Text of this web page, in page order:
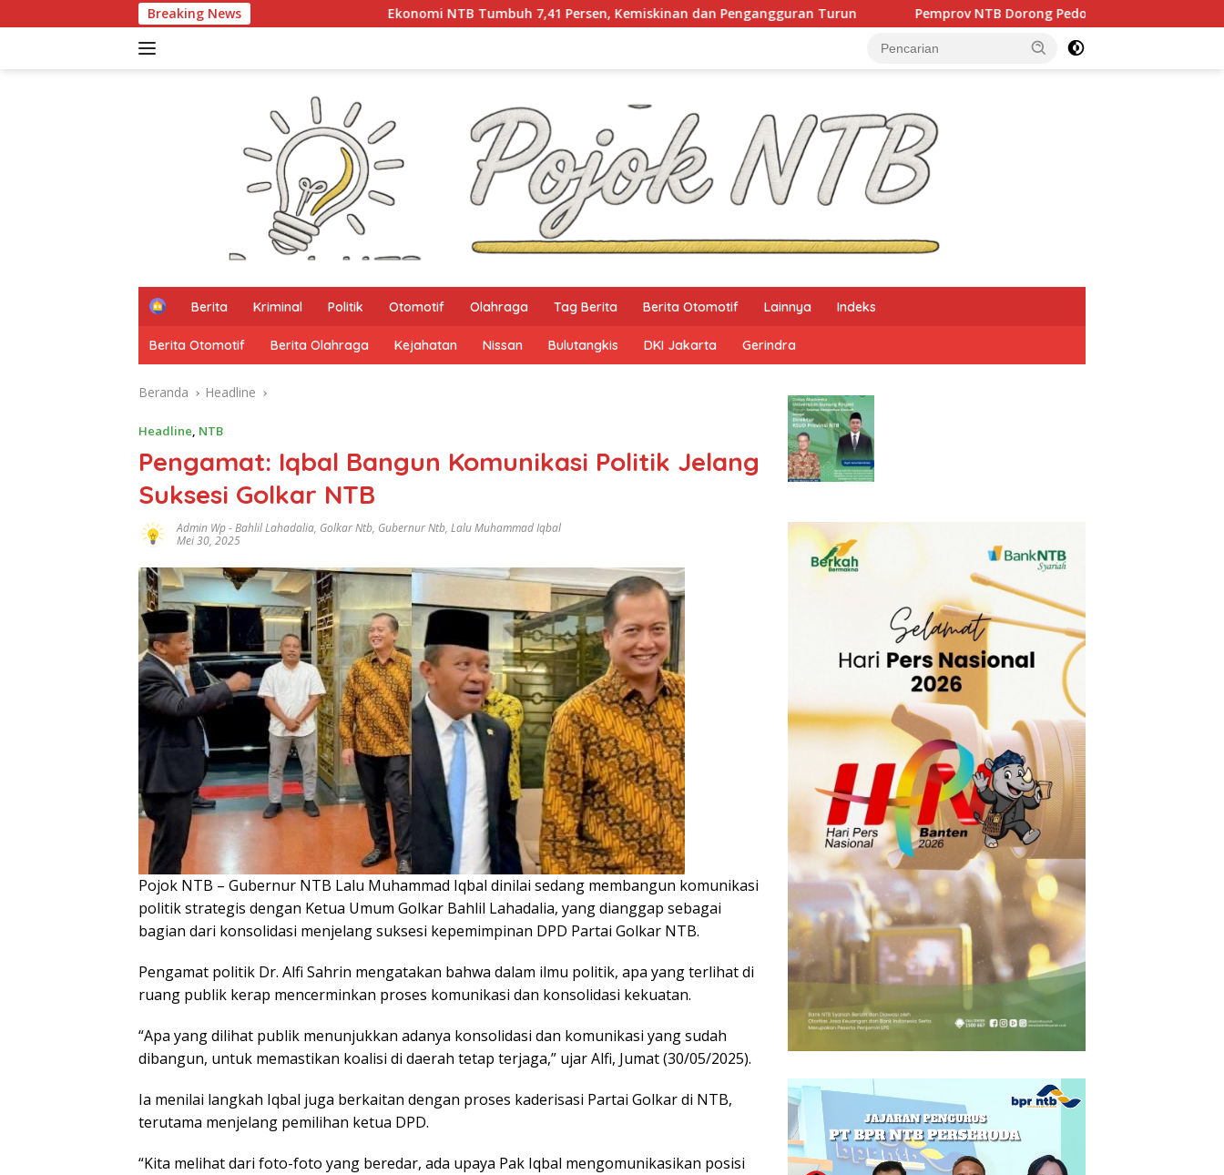
ke
Breaking NewsEkonomi NTB Tumbuh 7,41 Persen, Kemiskinan dan Pengangguran Turun Pemprov NTB Dorong Pedoman Mediasi Sosial untuk Mencegah Konflik
H
m
e
Berita Kriminal Politik Otomotif Olahraga Tag Berita Berita Otomotif Lainnya Indeks
Berita Otomotif Berita Olahraga Kejahatan Nissan Bulutangkis DKI Jakarta Gerindra
Beranda Headline
Headline, NTB
Pengamat: Iqbal Bangun Komunikasi Politik Jelang
Suksesi Golkar NTB
Admin Wp-Bahlil Lahadalia, Golkar Ntb, Gubernur Ntb, Lalu Muhammad Iqbal
Mei 30, 2025
Pojok NTB – Gubernur NTB Lalu Muhammad Iqbal dinilai sedang membangun komunikasi
politik strategis dengan Ketua Umum Golkar Bahlil Lahadalia, yang dianggap sebagai
bagian dari konsolidasi menjelang suksesi kepemimpinan DPD Partai Golkar NTB.
Pengamat politik Dr. Alfi Sahrin mengatakan bahwa dalam ilmu politik, apa yang terlihat di
ruang publik kerap mencerminkan proses komunikasi dan konsolidasi kekuatan.
“Apa yang dilihat publik menunjukkan adanya konsolidasi dan komunikasi yang sudah
dibangun, untuk memastikan koalisi di daerah tetap terjaga,” ujar Alfi, Jumat (30/05/2025).
Ia menilai langkah Iqbal juga berkaitan dengan proses kaderisasi Partai Golkar di NTB,
terutama menjelang pemilihan ketua DPD.
“Kita melihat dari foto-foto yang beredar, ada upaya Pak Iqbal mengomunikasikan posisi